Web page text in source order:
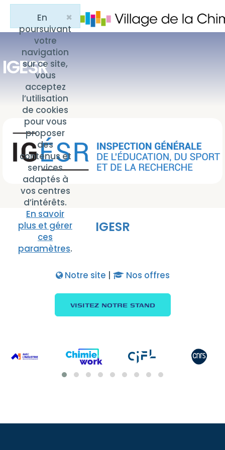
×
Close
En
poursuivant
votre
navigation
sur ce site,
vous
acceptez
l’utilisation
de cookies
pour vous
proposer
des
contenus et
services
adaptés à
vos centres
d’intérêts.
En savoir
plus et gérer
ces
paramètres.
IGESR
IGESR
Notre site | Nos offres
VISITEZ NOTRE STAND